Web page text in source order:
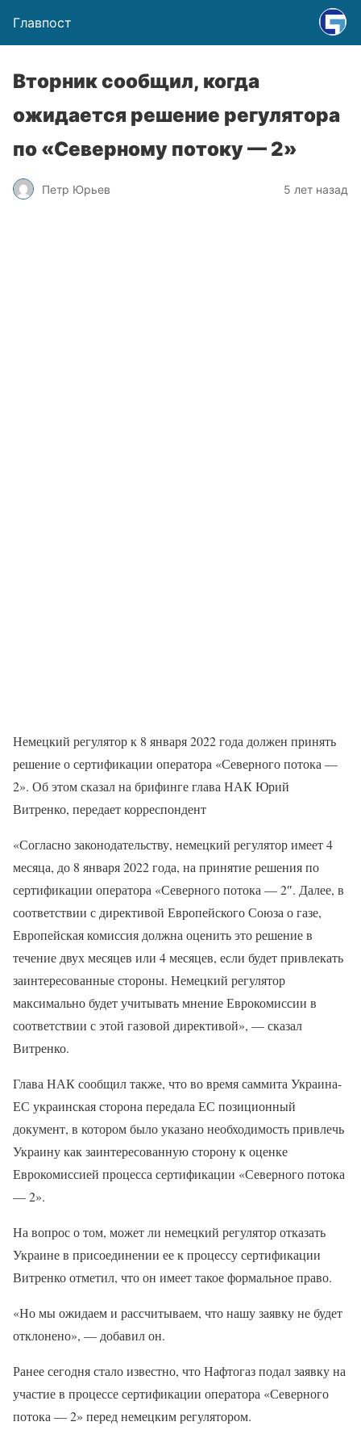
Главпост
Вторник сообщил, когда
ожидается решение регулятора
по «Северному потоку — 2»
Петр Юрьев 5 лет назад
Немецкий регулятор к 8 января 2022 года должен принять
решение о сертификации оператора «Северного потока —
2». Об этом сказал на брифинге глава НАК Юрий
Витренко, передает корреспондент
«Согласно законодательству, немецкий регулятор имеет 4
месяца, до 8 января 2022 года, на принятие решения по
сертификации оператора «Северного потока — 2″. Далее, в
соответствии с директивой Европейского Союза о газе,
Европейская комиссия должна оценить это решение в
течение двух месяцев или 4 месяцев, если будет привлекать
заинтересованные стороны. Немецкий регулятор
максимально будет учитывать мнение Еврокомиссии в
соответствии с этой газовой директивой», — сказал
Витренко.
Глава НАК сообщил также, что во время саммита Украина-
ЕС украинская сторона передала ЕС позиционный
документ, в котором было указано необходимость привлечь
Украину как заинтересованную сторону к оценке
Еврокомиссией процесса сертификации «Северного потока
— 2».
На вопрос о том, может ли немецкий регулятор отказать
Украине в присоединении ее к процессу сертификации
Витренко отметил, что он имеет такое формальное право.
«Но мы ожидаем и рассчитываем, что нашу заявку не будет
отклонено», — добавил он.
Ранее сегодня стало известно, что Нафтогаз подал заявку на
участие в процессе сертификации оператора «Северного
потока — 2» перед немецким регулятором.